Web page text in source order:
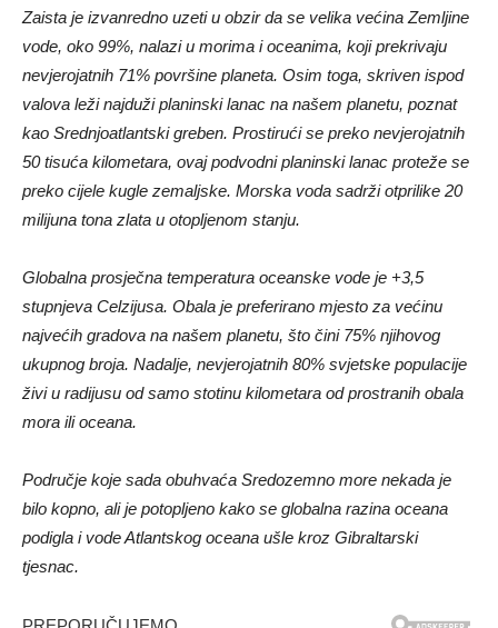
Zaista je izvanredno uzeti u obzir da se velika većina Zemljine
vode, oko 99%, nalazi u morima i oceanima, koji prekrivaju
nevjerojatnih 71% površine planeta. Osim toga, skriven ispod
valova leži najduži planinski lanac na našem planetu, poznat
kao Srednjoatlantski greben. Prostirući se preko nevjerojatnih
50 tisuća kilometara, ovaj podvodni planinski lanac proteže se
preko cijele kugle zemaljske. Morska voda sadrži otprilike 20
milijuna tona zlata u otopljenom stanju.
Globalna prosječna temperatura oceanske vode je +3,5
stupnjeva Celzijusa. Obala je preferirano mjesto za većinu
najvećih gradova na našem planetu, što čini 75% njihovog
ukupnog broja. Nadalje, nevjerojatnih 80% svjetske populacije
živi u radijusu od samo stotinu kilometara od prostranih obala
mora ili oceana.
Područje koje sada obuhvaća Sredozemno more nekada je
bilo kopno, ali je potopljeno kako se globalna razina oceana
podigla i vode Atlantskog oceana ušle kroz Gibraltarski
tjesnac.